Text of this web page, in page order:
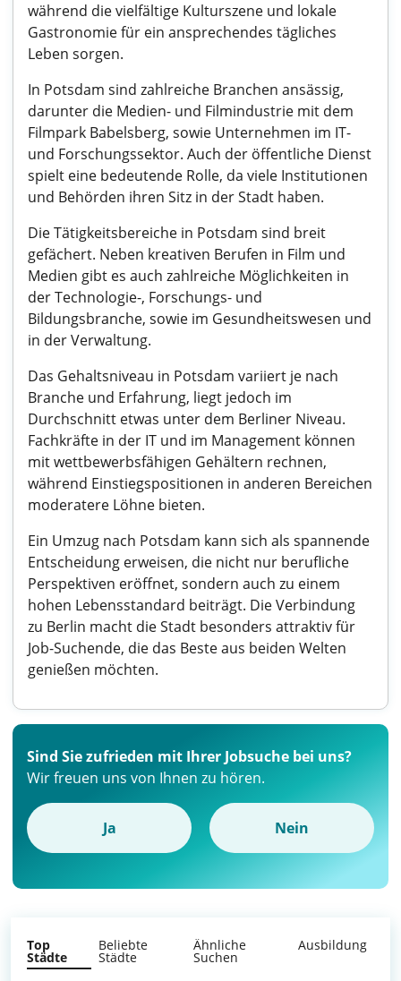
während die vielfältige Kulturszene und lokale
Gastronomie für ein ansprechendes tägliches
Leben sorgen.
In Potsdam sind zahlreiche Branchen ansässig,
darunter die Medien- und Filmindustrie mit dem
Filmpark Babelsberg, sowie Unternehmen im IT-
und Forschungssektor. Auch der öffentliche Dienst
spielt eine bedeutende Rolle, da viele Institutionen
und Behörden ihren Sitz in der Stadt haben.
Die Tätigkeitsbereiche in Potsdam sind breit
gefächert. Neben kreativen Berufen in Film und
Medien gibt es auch zahlreiche Möglichkeiten in
der Technologie-, Forschungs- und
Bildungsbranche, sowie im Gesundheitswesen und
in der Verwaltung.
Das Gehaltsniveau in Potsdam variiert je nach
Branche und Erfahrung, liegt jedoch im
Durchschnitt etwas unter dem Berliner Niveau.
Fachkräfte in der IT und im Management können
mit wettbewerbsfähigen Gehältern rechnen,
während Einstiegspositionen in anderen Bereichen
moderatere Löhne bieten.
Ein Umzug nach Potsdam kann sich als spannende
Entscheidung erweisen, die nicht nur berufliche
Perspektiven eröffnet, sondern auch zu einem
hohen Lebensstandard beiträgt. Die Verbindung
zu Berlin macht die Stadt besonders attraktiv für
Job-Suchende, die das Beste aus beiden Welten
genießen möchten.
Sind Sie zufrieden mit Ihrer Jobsuche bei uns?
Wir freuen uns von Ihnen zu hören.
Ja Nein
Top
Städte
Beliebte
Städte
Ähnliche
Suchen
Ausbildung